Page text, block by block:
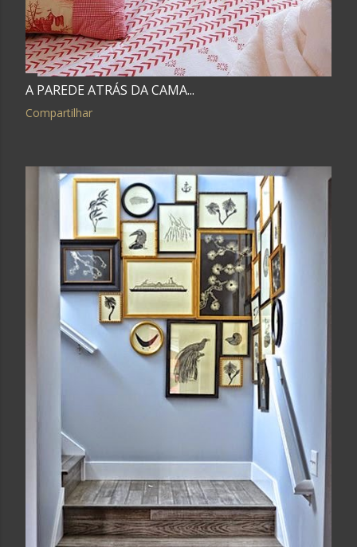
A PAREDE ATRÁS DA CAMA...
Compartilhar